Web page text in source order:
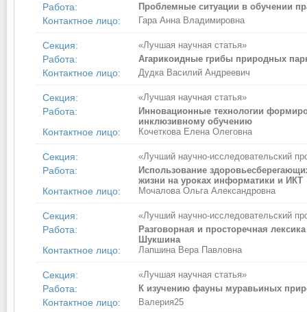
Работа: Проблемные ситуации в обучении
Контактное лицо: Гара Анна Владимировна
Секция: «Лучшая научная статья»
Работа: Агарикоидные грибы природных
Контактное лицо: Дудка Василий Андреевич
Секция: «Лучшая научная статья»
Работа:
Инновационные технологии
инклюзивному обучению
Контактное лицо: Кочеткова Елена Олеговна
Секция: «Лучший научно-исследовательский
Работа:
Использование
жизни на уроках информатики и ИКТ
Контактное лицо: Мочалова Ольга Александровна
Секция: «Лучший научно-исследовательский
Работа:
Разговорная и просторечная
Шукшина
Контактное лицо: Лапшина Вера Павловна
Секция: «Лучшая научная статья»
Работа: К изучению фауны муравьиных
Контактное лицо: Валерия25